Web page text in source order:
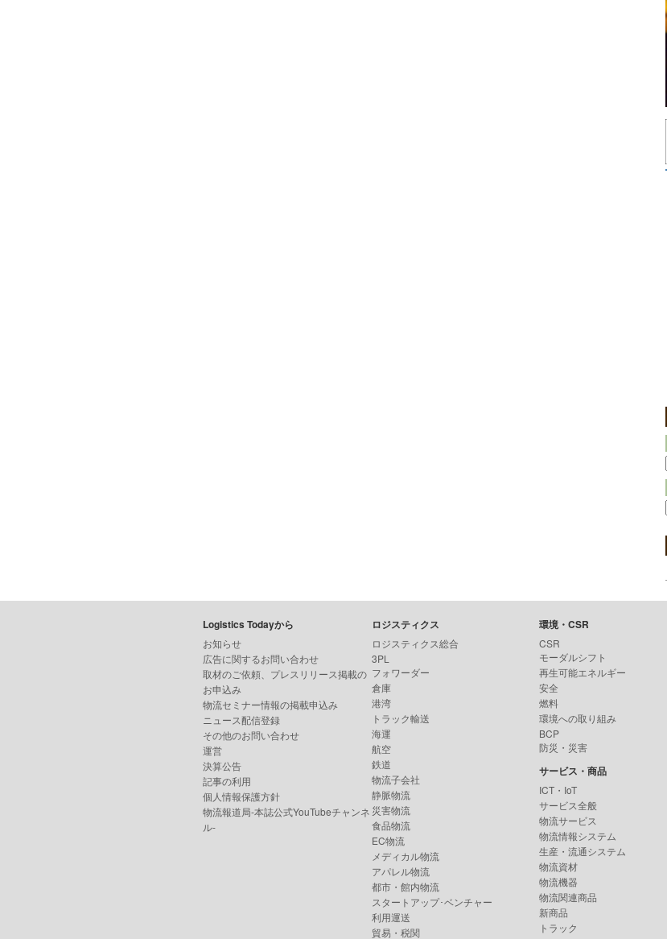
Logistics Todayから
お知らせ
広告に関するお問い合わせ
取材のご依頼、プレスリリース掲載の
お申込み
物流セミナー情報の掲載申込み
ニュース配信登録
その他のお問い合わせ
運営
決算公告
記事の利用
個人情報保護方針
物流報道局-本誌公式YouTubeチャンネ
ル-
ロジスティクス
ロジスティクス総合
3PL
フォワーダー
倉庫
港湾
トラック輸送
海運
航空
鉄道
物流子会社
静脈物流
災害物流
食品物流
EC物流
メディカル物流
アパレル物流
都市・館内物流
スタートアップ･ベンチャー
利用運送
貿易・税関
環境・CSR
CSR
モーダルシフト
再生可能エネルギー
安全
燃料
環境への取り組み
BCP
防災・災害
サービス・商品
ICT・IoT
サービス全般
物流サービス
物流情報システム
生産・流通システム
物流資材
物流機器
物流関連商品
新商品
トラック